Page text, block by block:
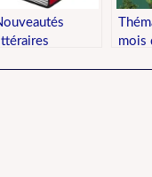
mois